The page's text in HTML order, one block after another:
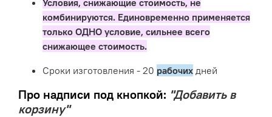
комбинируются. Единовременно применяется
только ОДНО условие, сильнее всего
снижающее стоимость.
Сроки изготовления - 20 рабочих дней
Про надписи под кнопкой: "Добавить в
корзину"